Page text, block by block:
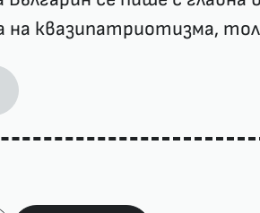
на квазипатриотизма,